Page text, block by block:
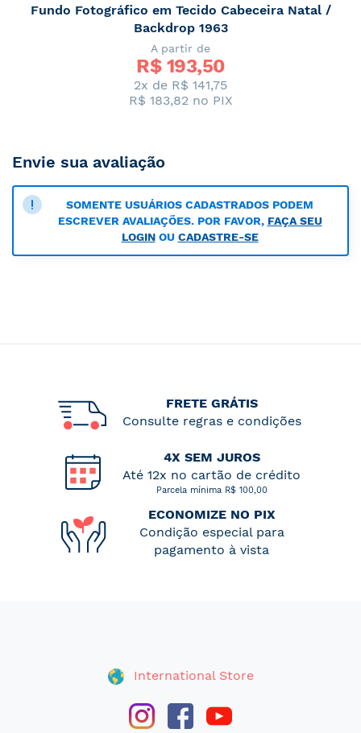
Fundo Fotográfico em Tecido Cabeceira Natal /
Backdrop 1963
A partir de
R$ 193,50
2x de R$ 141,75
R$ 183,82 no PIX
Envie sua avaliação
SOMENTE USUÁRIOS CADASTRADOS PODEM
ESCREVER AVALIAÇÕES. POR FAVOR, FAÇA SEU
LOGINOU CADASTRE-SE
FRETE GRÁTIS
Consulte regras e condições
4X SEM JUROS
Até 12x no cartão de crédito
Parcela mínima R$ 100,00
ECONOMIZE NO PIX
Condição especial para
pagamento à vista
International Store